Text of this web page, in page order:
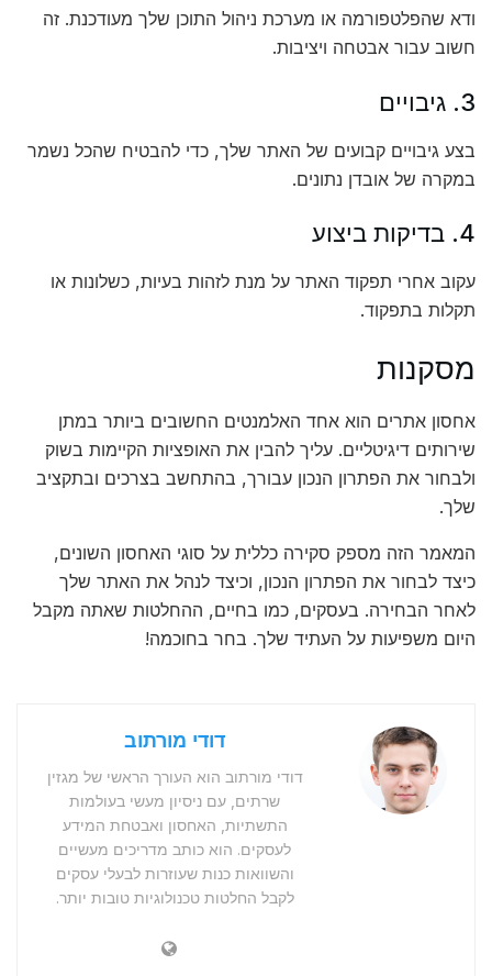
ודא שהפלטפורמה או מערכת ניהול התוכן שלך מעודכנת. זה
חשוב עבור אבטחה ויציבות.
3. גיבויים
בצע גיבויים קבועים של האתר שלך, כדי להבטיח שהכל נשמר
במקרה של אובדן נתונים.
4. בדיקות ביצוע
עקוב אחרי תפקוד האתר על מנת לזהות בעיות, כשלונות או
תקלות בתפקוד.
מסקנות
אחסון אתרים הוא אחד האלמנטים החשובים ביותר במתן
שירותים דיגיטליים. עליך להבין את האופציות הקיימות בשוק
ולבחור את הפתרון הנכון עבורך, בהתחשב בצרכים ובתקציב
שלך.
המאמר הזה מספק סקירה כללית על סוגי האחסון השונים,
כיצד לבחור את הפתרון הנכון, וכיצד לנהל את האתר שלך
לאחר הבחירה. בעסקים, כמו בחיים, ההחלטות שאתה מקבל
היום משפיעות על העתיד שלך. בחר בחוכמה!
דודי מורתוב
דודי מורתוב הוא העורך הראשי של מגזין
שרתים, עם ניסיון מעשי בעולמות
התשתיות, האחסון ואבטחת המידע
לעסקים. הוא כותב מדריכים מעשיים
והשוואות כנות שעוזרות לבעלי עסקים
לקבל החלטות טכנולוגיות טובות יותר.